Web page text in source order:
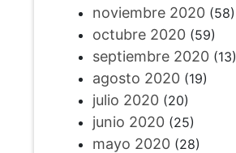
noviembre 2020(58)
octubre 2020(59)
septiembre 2020(13)
agosto 2020(19)
julio 2020(20)
junio 2020(25)
mayo 2020(28)